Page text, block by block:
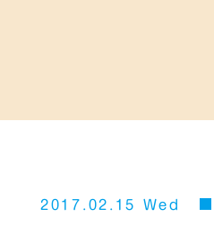
2017.02.15 Wed